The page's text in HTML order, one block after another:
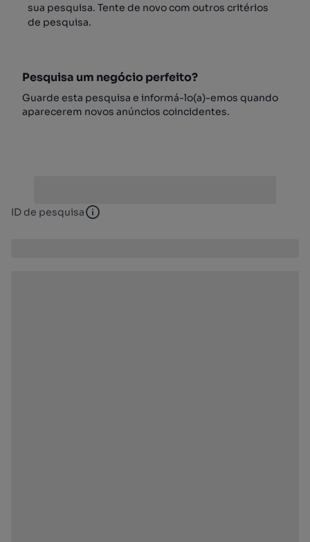
sua pesquisa. Tente de novo com outros critérios
de pesquisa.
Pesquisa um negócio perfeito?
Guarde esta pesquisa e informá-lo(a)-emos quando
aparecerem novos anúncios coincidentes.
ID de pesquisa ID de pesquisa